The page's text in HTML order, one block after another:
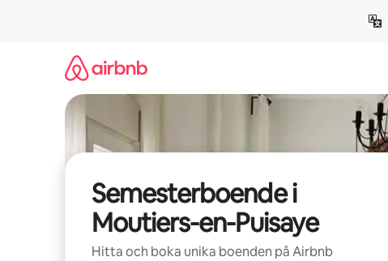
Semesterboende i
Moutiers-en-Puisaye
Hitta och boka unika boenden på Airbnb